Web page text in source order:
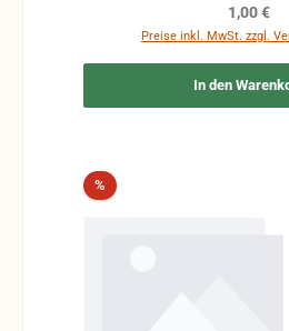
1,00 €
Preise inkl. MwSt. zzgl.
In den
%Rabatt